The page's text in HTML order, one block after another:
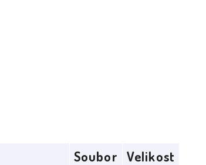
Soubor
Velikost